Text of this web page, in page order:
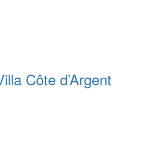
Côte d’Argent